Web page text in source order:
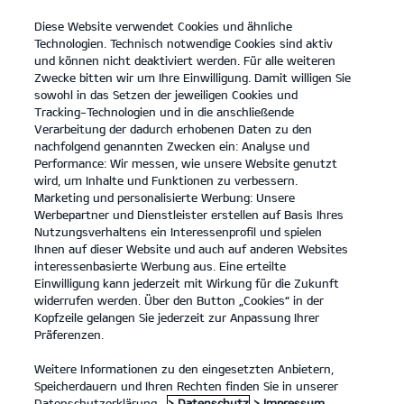
open
menu
KONTAKT
REIFENLABELINFORMATION
INFOS ZU REIFENLABELN
Klare Informationen für bessere
Kaufentscheidungen.
Reifentypen vergleichen? Das geht ganz einfach: Die
Symbole des Reifenlabels helfen dir dabei.
Diese Website verwendet Cookies und ähnliche
Technologien. Technisch notwendige Cookies sind aktiv
und können nicht deaktiviert werden. Für alle weiteren
Zwecke bitten wir um Ihre Einwilligung. Damit willigen Sie
sowohl in das Setzen der jeweiligen Cookies und
Tracking-Technologien und in die anschließende
Verarbeitung der dadurch erhobenen Daten zu den
nachfolgend genannten Zwecken ein: Analyse und
Performance: Wir messen, wie unsere Website genutzt
wird, um Inhalte und Funktionen zu verbessern.
Marketing und personalisierte Werbung: Unsere
Werbepartner und Dienstleister erstellen auf Basis Ihres
Nutzungsverhaltens ein Interessenprofil und spielen
Ihnen auf dieser Website und auch auf anderen Websites
interessenbasierte Werbung aus. Eine erteilte
Einwilligung kann jederzeit mit Wirkung für die Zukunft
widerrufen werden. Über den Button „Cookies“ in der
Kopfzeile gelangen Sie jederzeit zur Anpassung Ihrer
Präferenzen.
Weitere Informationen zu den eingesetzten Anbietern,
Speicherdauern und Ihren Rechten finden Sie in unserer